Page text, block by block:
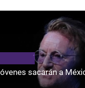
sacarán a